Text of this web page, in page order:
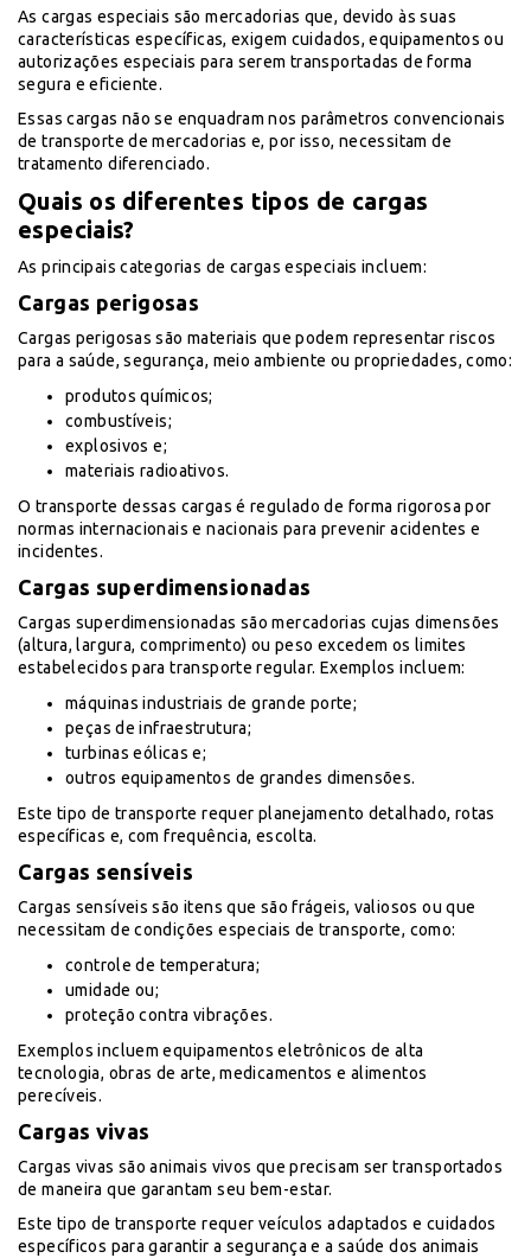
As cargas especiais são mercadorias que, devido às suas
características específicas, exigem cuidados, equipamentos ou
autorizações especiais para serem transportadas de forma
segura e eficiente.
Essas cargas não se enquadram nos parâmetros convencionais
de transporte de mercadorias e, por isso, necessitam de
tratamento diferenciado.
Quais os diferentes tipos de cargas
especiais?
As principais categorias de cargas especiais incluem:
Cargas perigosas
Cargas perigosas são materiais que podem representar riscos
para a saúde, segurança, meio ambiente ou propriedades, como:
produtos químicos;
combustíveis;
explosivos e;
materiais radioativos.
O transporte dessas cargas é regulado de forma rigorosa por
normas internacionais e nacionais para prevenir acidentes e
incidentes.
Cargas superdimensionadas
Cargas superdimensionadas são mercadorias cujas dimensões
(altura, largura, comprimento) ou peso excedem os limites
estabelecidos para transporte regular. Exemplos incluem:
máquinas industriais de grande porte;
peças de infraestrutura;
turbinas eólicas e;
outros equipamentos de grandes dimensões.
Este tipo de transporte requer planejamento detalhado, rotas
específicas e, com frequência, escolta.
Cargas sensíveis
Cargas sensíveis são itens que são frágeis, valiosos ou que
necessitam de condições especiais de transporte, como:
controle de temperatura;
umidade ou;
proteção contra vibrações.
Exemplos incluem equipamentos eletrônicos de alta
tecnologia, obras de arte, medicamentos e alimentos
perecíveis.
Cargas vivas
Cargas vivas são animais vivos que precisam ser transportados
de maneira que garantam seu bem-estar.
Este tipo de transporte requer veículos adaptados e cuidados
específicos para garantir a segurança e a saúde dos animais